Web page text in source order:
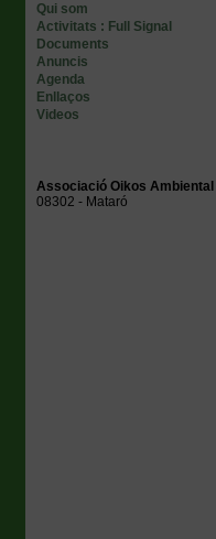
Qui som
Activitats : Full Signal
Documents
Anuncis
Agenda
Enllaços
Videos
Associació Oikos Ambiental
08302 - Mataró